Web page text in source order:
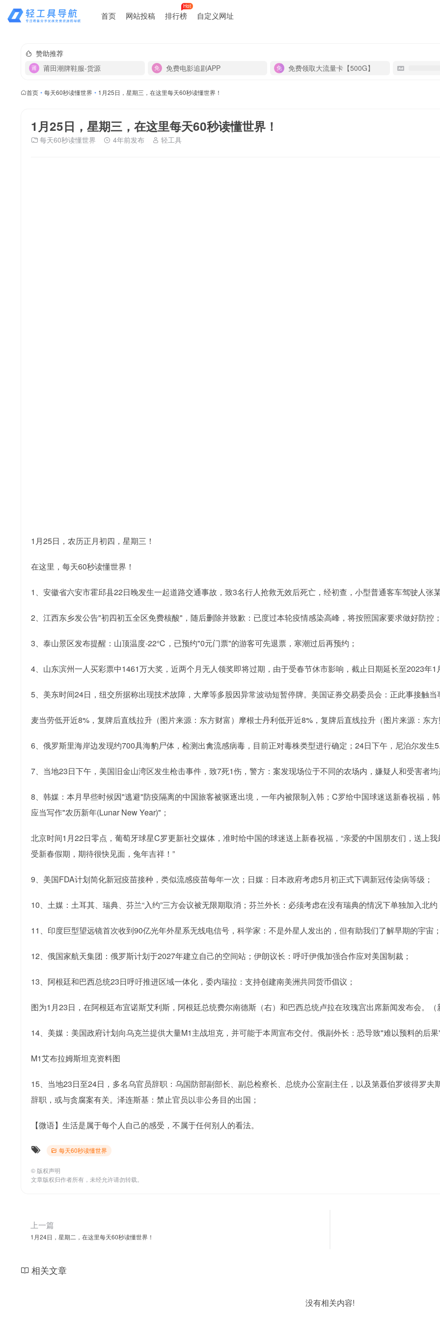
首页 网站投稿 排行榜
Hot
自定义网址
赞助推荐
莆田潮牌鞋服-货源
免费电影追剧APP 免费领取大流量卡【500G】
首页 • 每天60秒读懂世界 • 1月25日，星期三，在这里每天60秒读懂世界！
1月25日，星期三，在这里每天60秒读懂世界！
每天60秒读懂世界 4年前发布 轻工具
1月25日，农历正月初四，星期三！
在这里，每天60秒读懂世界！
1、安徽省六安市霍邱县22日晚发生一起道路交通事故，致3名行人抢救无效后死亡，经初查，小型普通客车驾驶人张
2、江西东乡发公告"初四初五全区免费核酸"，随后删除并致歉：已度过本轮疫情感染高峰，将按照国家要求做好防控；
3、泰山景区发布提醒：山顶温度-22℃，已预约"0元门票"的游客可先退票，寒潮过后再预约；
4、山东滨州一人买彩票中1461万大奖，近两个月无人领奖即将过期，由于受春节休市影响，截止日期延长至2023年1
5、美东时间24日，纽交所据称出现技术故障，大摩等多股因异常波动短暂停牌。美国证券交易委员会：正此事接触当
麦当劳低开近8%，复牌后直线拉升（图片来源：东方财富）摩根士丹利低开近8%，复牌后直线拉升（图片来源：东方
6、俄罗斯里海岸边发现约700具海豹尸体，检测出禽流感病毒，目前正对毒株类型进行确定；24日下午，尼泊尔发生
7、当地23日下午，美国旧金山湾区发生枪击事件，致7死1伤，警方：案发现场位于不同的农场内，嫌疑人和受害者均
8、韩媒：本月早些时候因"逃避"防疫隔离的中国旅客被驱逐出境，一年内被限制入韩；C罗给中国球迷送新春祝福，
应当写作"农历新年(Lunar New Year)"；
北京时间1月22日零点，葡萄牙球星C罗更新社交媒体，准时给中国的球迷送上新春祝福，“亲爱的中国朋友们，送上
受新春假期，期待很快见面，兔年吉祥！”
9、美国FDA计划简化新冠疫苗接种，类似流感疫苗每年一次；日媒：日本政府考虑5月初正式下调新冠传染病等级；
10、土媒：土耳其、瑞典、芬兰“入约”三方会议被无限期取消；芬兰外长：必须考虑在没有瑞典的情况下单独加入北约
11、印度巨型望远镜首次收到90亿光年外星系无线电信号，科学家：不是外星人发出的，但有助我们了解早期的宇宙；
12、俄国家航天集团：俄罗斯计划于2027年建立自己的空间站；伊朗议长：呼吁伊俄加强合作应对美国制裁；
13、阿根廷和巴西总统23日呼吁推进区域一体化，委内瑞拉：支持创建南美洲共同货币倡议；
图为1月23日，在阿根廷布宜诺斯艾利斯，阿根廷总统费尔南德斯（右）和巴西总统卢拉在玫瑰宫出席新闻发布会。（
14、美媒：美国政府计划向乌克兰提供大量M1主战坦克，并可能于本周宣布交付。俄副外长：恐导致"难以预料的后果
M1艾布拉姆斯坦克资料图
15、当地23日至24日，多名乌官员辞职：乌国防部副部长、副总检察长、总统办公室副主任，以及第聂伯罗彼得罗
辞职，或与贪腐案有关。泽连斯基：禁止官员以非公务目的出国；
【微语】生活是属于每个人自己的感受，不属于任何别人的看法。
每天60秒读懂世界
© 版权声明
文章版权归作者所有，未经允许请勿转载。
上一篇
1月24日，星期二，在这里每天60秒读懂世界！
相关文章
没有相关内容!